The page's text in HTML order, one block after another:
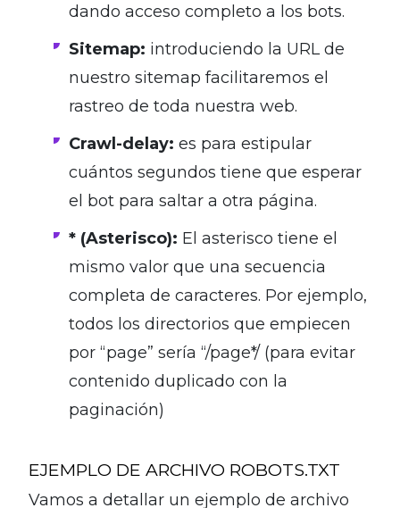
dando acceso completo a los bots.
Sitemap: introduciendo la URL de
nuestro sitemap facilitaremos el
rastreo de toda nuestra web.
Crawl-delay: es para estipular
cuántos segundos tiene que esperar
el bot para saltar a otra página.
* (Asterisco): El asterisco tiene el
mismo valor que una secuencia
completa de caracteres. Por ejemplo,
todos los directorios que empiecen
por “page” sería “/page*/ (para evitar
contenido duplicado con la
paginación)
EJEMPLO DE ARCHIVO ROBOTS.TXT
Vamos a detallar un ejemplo de archivo